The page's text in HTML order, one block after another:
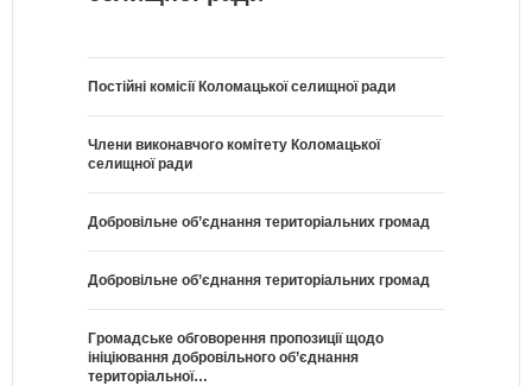
Постійні комісії Коломацької селищної ради
Члени виконавчого комітету Коломацької
селищної ради
Добровільне об’єднання територіальних громад
Добровільне об’єднання територіальних громад
Громадське обговорення пропозиції щодо
ініціювання добровільного об’єднання
територіальної…